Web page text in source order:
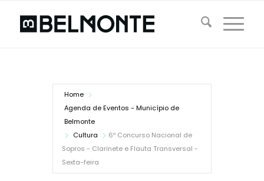
Home
Agenda de Eventos - Município de
Belmonte
Cultura
6º Concurso Nacional de
Sopros - Clarinete e Flauta Transversal -
Sexta-feira